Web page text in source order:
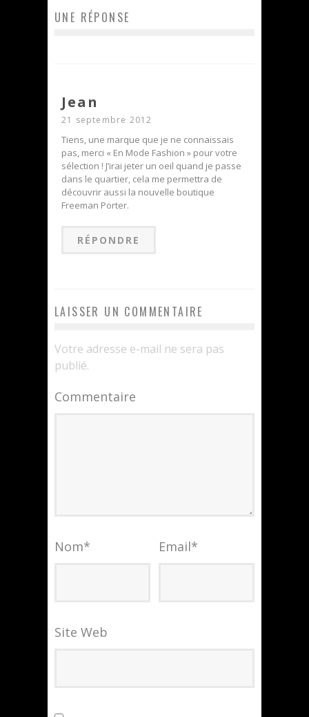
UNE RÉPONSE
Jean
21 septembre 2012
Tiens, une marque que je ne connaissais
pas, merci « En Mode Fashion » pour votre
sélection ! J’irai jeter un oeil quand je passe
dans le quartier, cela me permettra de
découvrir aussi la nouvelle boutique
Freeman Porter.
RÉPONDRE
LAISSER UN COMMENTAIRE
Votre adresse e-mail ne sera pas
publié.
Commentaire
Nom* Email*
Site Web